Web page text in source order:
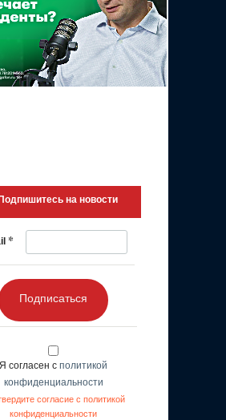
Подпишитесь на новости
*
Подписаться
Я согласен с политикой
конфиденциальности
согласие с политикой
конфиденциальности